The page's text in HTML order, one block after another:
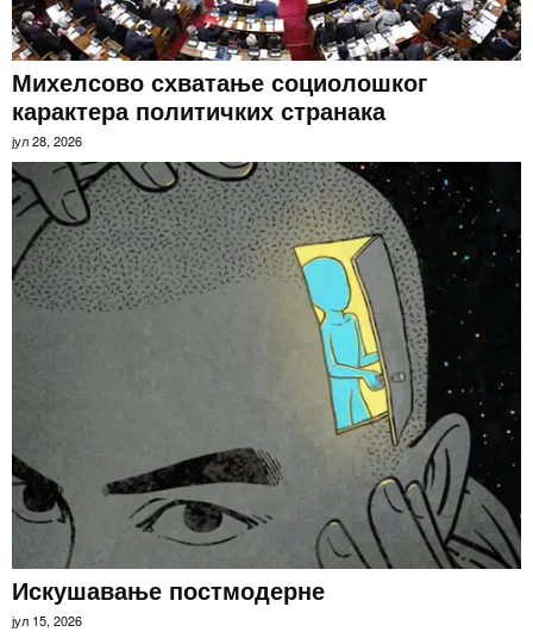
Михелсово схватање социолошког
карактера политичких странака
јул 28, 2026
Искушавање постмодерне
јул 15, 2026